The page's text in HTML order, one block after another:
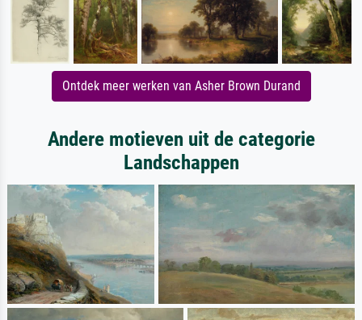
Ontdek meer werken van Asher Brown Durand
Andere motieven uit de categorie
Landschappen